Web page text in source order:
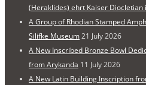
(Heraklides) ehrt Kaiser Diocletian
A Group of Rhodian Stamped
Silifke Museum21 July 2026
A New Inscribed Bronze Bowl
from Arykanda 11 July 2026
A New Latin Building Inscription